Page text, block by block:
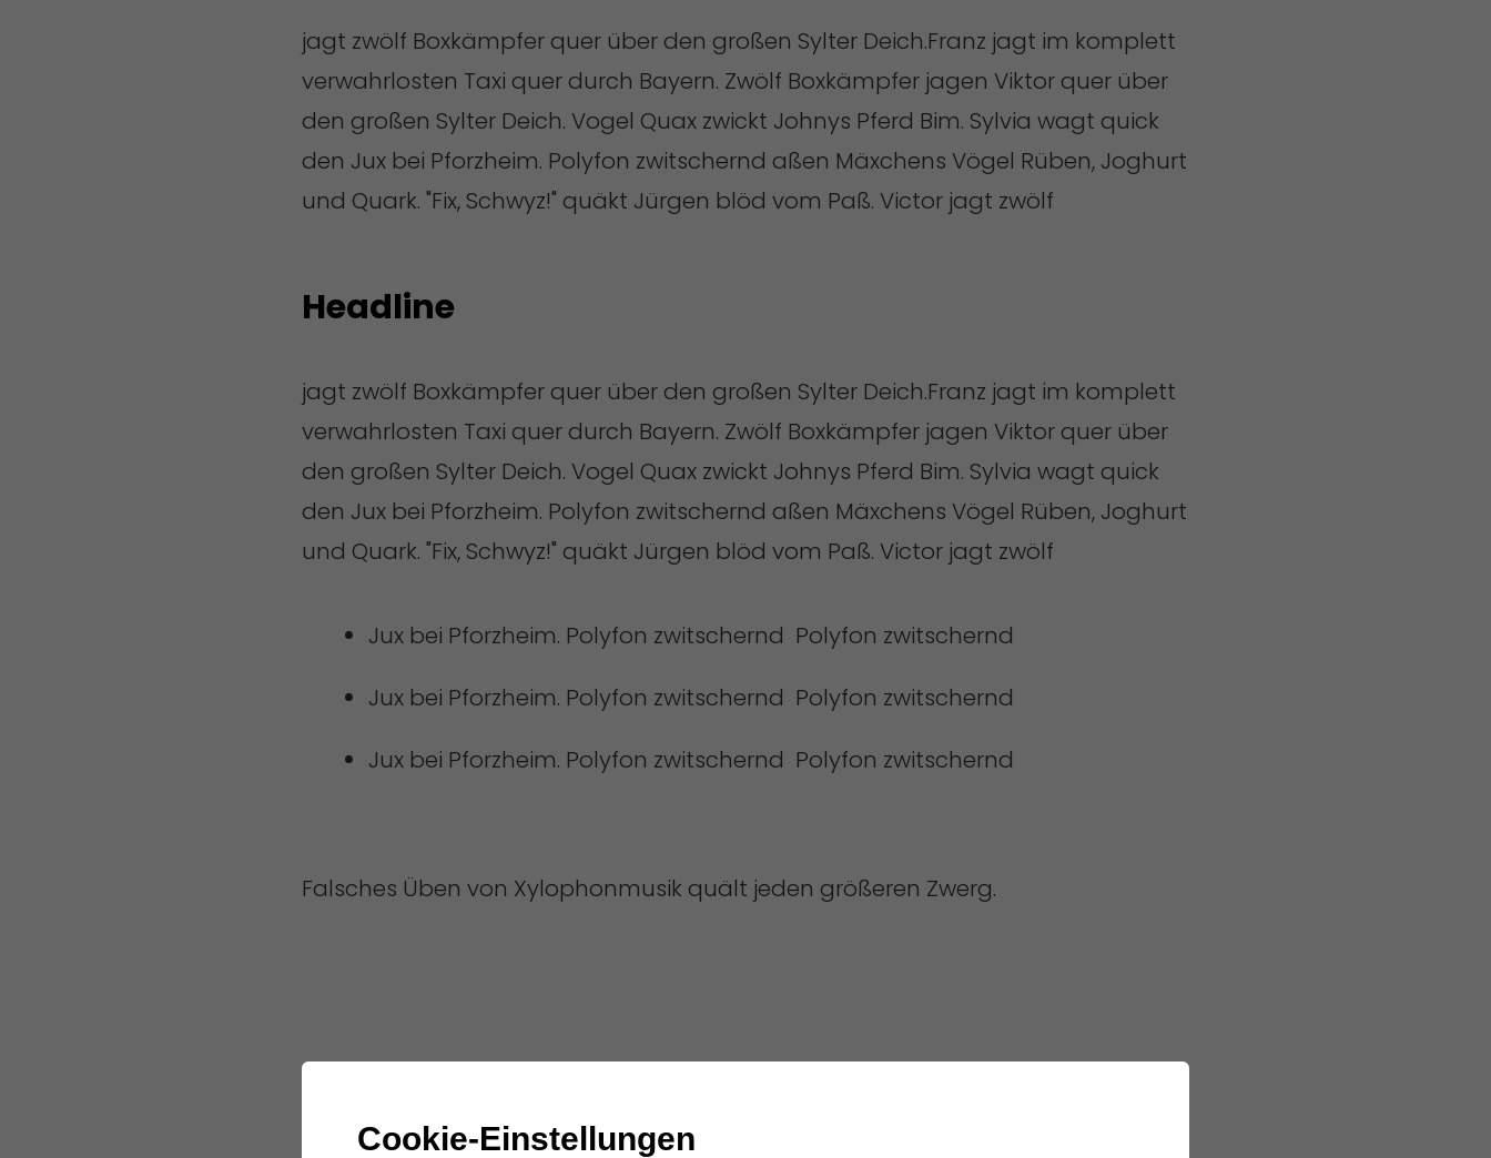
jagt zwölf Boxkämpfer quer über den großen Sylter Deich.Franz jagt im komplett
verwahrlosten Taxi quer durch Bayern. Zwölf Boxkämpfer jagen Viktor quer über
den großen Sylter Deich. Vogel Quax zwickt Johnys Pferd Bim. Sylvia wagt quick
den Jux bei Pforzheim. Polyfon zwitschernd aßen Mäxchens Vögel Rüben, Joghurt
und Quark. "Fix, Schwyz!" quäkt Jürgen blöd vom Paß. Victor jagt zwölf
Headline
jagt zwölf Boxkämpfer quer über den großen Sylter Deich.Franz jagt im komplett
verwahrlosten Taxi quer durch Bayern. Zwölf Boxkämpfer jagen Viktor quer über
den großen Sylter Deich. Vogel Quax zwickt Johnys Pferd Bim. Sylvia wagt quick
den Jux bei Pforzheim. Polyfon zwitschernd aßen Mäxchens Vögel Rüben, Joghurt
und Quark. "Fix, Schwyz!" quäkt Jürgen blöd vom Paß. Victor jagt zwölf
Jux bei Pforzheim. Polyfon zwitschernd Polyfon zwitschernd
Jux bei Pforzheim. Polyfon zwitschernd Polyfon zwitschernd
Jux bei Pforzheim. Polyfon zwitschernd Polyfon zwitschernd
Falsches Üben von Xylophonmusik quält jeden größeren Zwerg.
Cookie-Einstellungen